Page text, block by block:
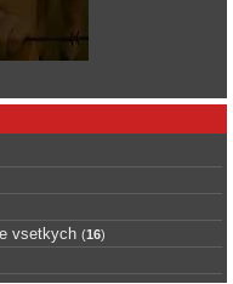
vsetkych (16)